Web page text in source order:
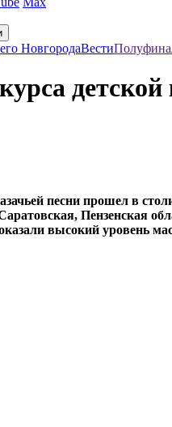
НовгородаВести
песни прошел в
Пензенская
высокий уровень